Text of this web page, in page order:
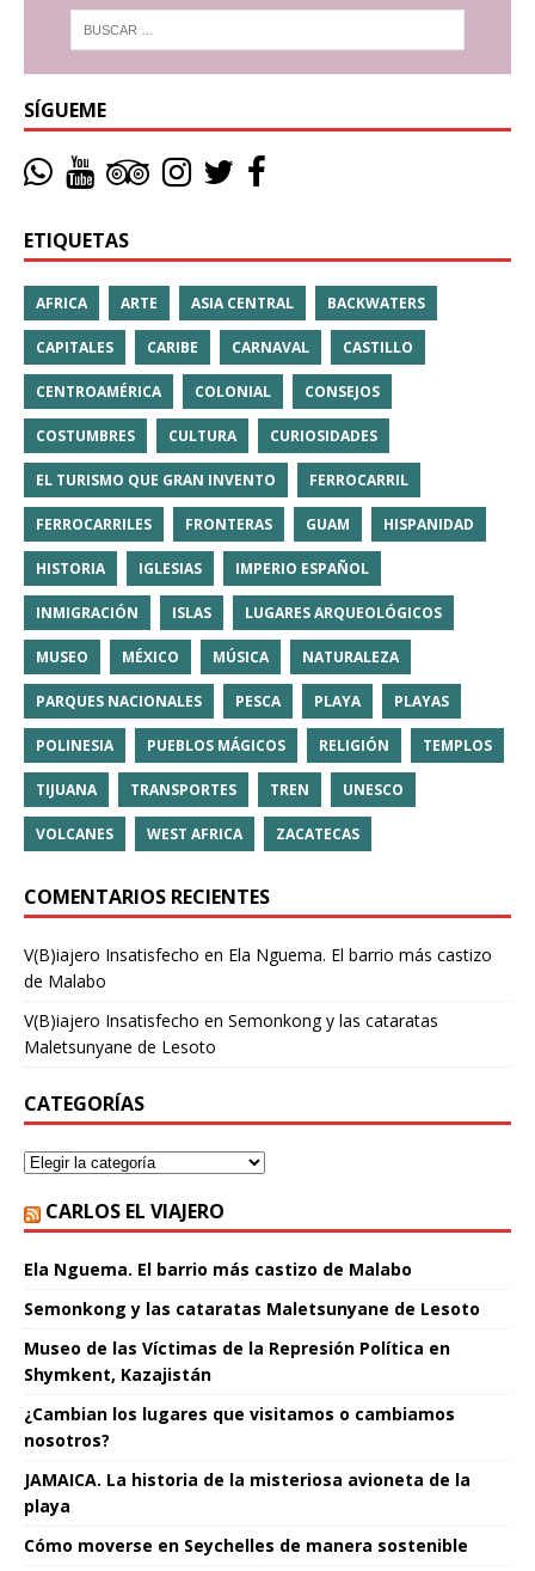
SÍGUEME
ETIQUETAS
AFRICA ARTE ASIA CENTRAL BACKWATERS
CAPITALES CARIBE CARNAVAL CASTILLO
CENTROAMÉRICA COLONIAL CONSEJOS
COSTUMBRES CULTURA CURIOSIDADES
EL TURISMO QUE GRAN INVENTO FERROCARRIL
FERROCARRILES FRONTERAS GUAM HISPANIDAD
HISTORIA IGLESIAS IMPERIO ESPAÑOL
INMIGRACIÓN ISLAS LUGARES ARQUEOLÓGICOS
MUSEO MÉXICO MÚSICA NATURALEZA
PARQUES NACIONALES PESCA PLAYA PLAYAS
POLINESIA PUEBLOS MÁGICOS RELIGIÓN TEMPLOS
TIJUANA TRANSPORTES TREN UNESCO
VOLCANES WEST AFRICA ZACATECAS
COMENTARIOS RECIENTES
V(B)iajero Insatisfecho en Ela Nguema. El barrio más castizo
de Malabo
V(B)iajero Insatisfecho en Semonkong y las cataratas
Maletsunyane de Lesoto
CATEGORÍAS
CARLOS EL VIAJERO
Ela Nguema. El barrio más castizo de Malabo
Semonkong y las cataratas Maletsunyane de Lesoto
Museo de las Víctimas de la Represión Política en
Shymkent, Kazajistán
¿Cambian los lugares que visitamos o cambiamos
nosotros?
JAMAICA. La historia de la misteriosa avioneta de la
playa
Cómo moverse en Seychelles de manera sostenible